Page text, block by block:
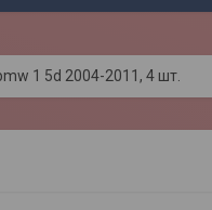
1 5d 2004-2011, 4 шт.